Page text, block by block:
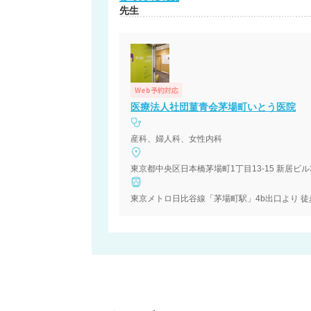
先生
Web予約対応
医療法人社団菫青会茅場町いとう医院
産科、婦人科、女性内科
東京都中央区日本橋茅場町1丁目13-15 新居ビ
東京メトロ日比谷線「茅場町駅」4b出口より 徒